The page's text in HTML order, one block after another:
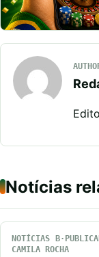
Notícias
NOTÍCIAS
CAMILA ROCHA